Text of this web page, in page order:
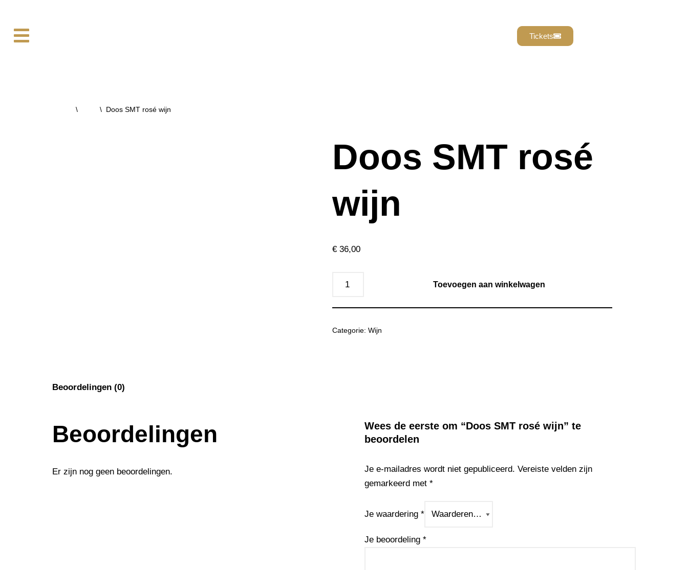
Ga
naar
Tickets
\ \ Doos SMT rosé wijn
Doos SMT rosé
wijn
€ 36,00
Toevoegen aan winkelwagen
Categorie:Wijn
Beoordelingen (0)
Beoordelingen
Er zijn nog geen beoordelingen.
Wees de eerste om “Doos SMT rosé wijn” te
beoordelen
Je e-mailadres wordt niet gepubliceerd. Vereiste velden zijn
gemarkeerd met *
Je waardering *
Je beoordeling *